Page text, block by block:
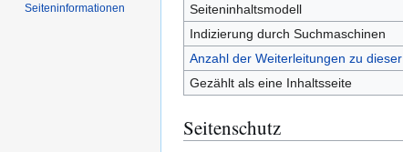
Seiteninhaltsmodell
Indizierung durch Suchmaschinen
Anzahl der Weiterleitungen zu
Gezählt als eine Inhaltsseite
Seitenschutz
Seiten­­informationen